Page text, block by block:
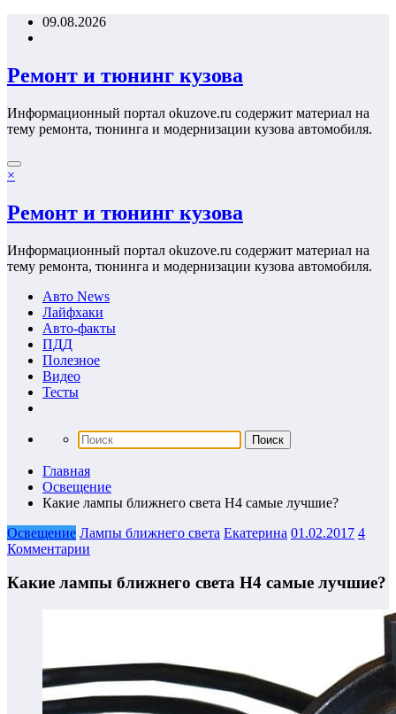
Перейти09.08.2026
Ремонт и тюнинг кузова
Информационный портал okuzove.ru содержит материал на
тему ремонта, тюнинга и модернизации кузова автомобиля.
×
Ремонт и тюнинг кузова
Информационный портал okuzove.ru содержит материал на
тему ремонта, тюнинга и модернизации кузова автомобиля.
Авто News
Лайфхаки
Авто-факты
ПДД
Полезное
Видео
Тесты
Главная
Освещение
Какие лампы ближнего света H4 самые лучшие?
Освещение Лампы ближнего света Екатерина 01.02.2017 4
Комментарии
Какие лампы ближнего света H4 самые лучшие?